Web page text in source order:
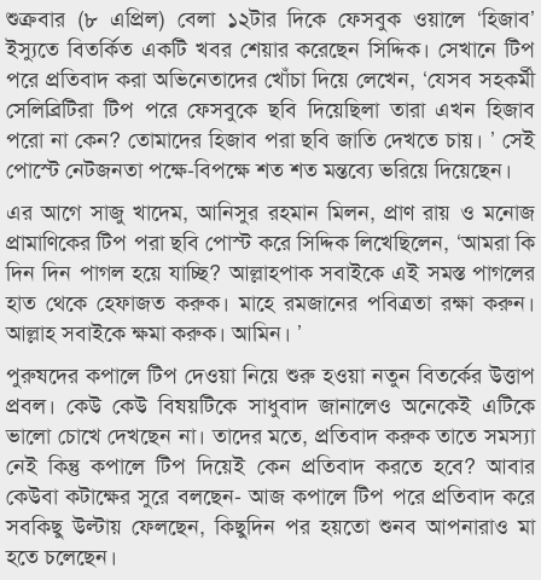
শুক্রবার (৮ এপ্রিল) বেলা ১২টার দিকে ফেসবুক ওয়ালে ‘হিজাব’
ইস্যুতে বিতর্কিত একটি খবর শেয়ার করেছেন সিদ্দিক। সেখানে টিপ
পরে প্রতিবাদ করা অভিনেতাদের খোঁচা দিয়ে লেখেন, ‘যেসব সহকর্মী
সেলিব্রিটিরা টিপ পরে ফেসবুকে ছবি দিয়েছিলা তারা এখন হিজাব
পরো না কেন? তোমাদের হিজাব পরা ছবি জাতি দেখতে চায়। ’ সেই
পোস্টে নেটজনতা পক্ষে-বিপক্ষে শত শত মন্তব্যে ভরিয়ে দিয়েছেন।
এর আগে সাজু খাদেম, আনিসুর রহমান মিলন, প্রাণ রায় ও মনোজ
প্রামাণিকের টিপ পরা ছবি পোস্ট করে সিদ্দিক লিখেছিলেন, ‘আমরা কি
দিন দিন পাগল হয়ে যাচ্ছি? আল্লাহপাক সবাইকে এই সমস্ত পাগলের
হাত থেকে হেফাজত করুক। মাহে রমজানের পবিত্রতা রক্ষা করুন।
আল্লাহ সবাইকে ক্ষমা করুক। আমিন। ’
পুরুষদের কপালে টিপ দেওয়া নিয়ে শুরু হওয়া নতুন বিতর্কের উত্তাপ
প্রবল। কেউ কেউ বিষয়টিকে সাধুবাদ জানালেও অনেকেই এটিকে
ভালো চোখে দেখছেন না। তাদের মতে, প্রতিবাদ করুক তাতে সমস্যা
নেই কিন্তু কপালে টিপ দিয়েই কেন প্রতিবাদ করতে হবে? আবার
কেউবা কটাক্ষের সুরে বলছেন- আজ কপালে টিপ পরে প্রতিবাদ করে
সবকিছু উল্টায় ফেলছেন, কিছুদিন পর হয়তো শুনব আপনারাও মা
হতে চলেছেন।